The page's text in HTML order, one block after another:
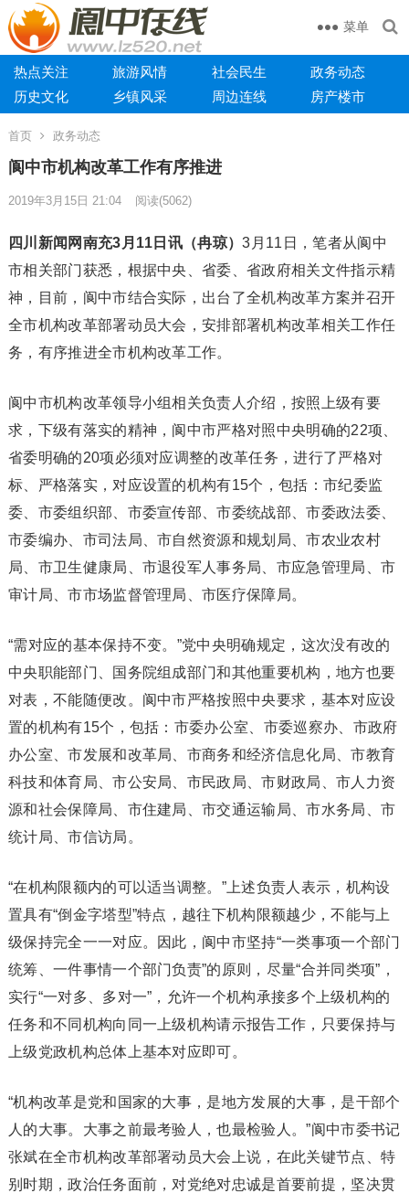
菜单
热点关注 旅游风情 社会民生
政务动态
历史文化
乡镇风采 周边连线 房产楼市
首页 政务动态
阆中市机构改革工作有序推进
2019年3月15日 21:04 阅读(5062)
四川新闻网南充3月11日讯（冉琼）3月11日，笔者从阆中
市相关部门获悉，根据中央、省委、省政府相关文件指示精
神，目前，阆中市结合实际，出台了全机构改革方案并召开
全市机构改革部署动员大会，安排部署机构改革相关工作任
务，有序推进全市机构改革工作。
阆中市机构改革领导小组相关负责人介绍，按照上级有要
求，下级有落实的精神，阆中市严格对照中央明确的22项、
省委明确的20项必须对应调整的改革任务，进行了严格对
标、严格落实，对应设置的机构有15个，包括：市纪委监
委、市委组织部、市委宣传部、市委统战部、市委政法委、
市委编办、市司法局、市自然资源和规划局、市农业农村
局、市卫生健康局、市退役军人事务局、市应急管理局、市
审计局、市市场监督管理局、市医疗保障局。
“需对应的基本保持不变。”党中央明确规定，这次没有改的
中央职能部门、国务院组成部门和其他重要机构，地方也要
对表，不能随便改。阆中市严格按照中央要求，基本对应设
置的机构有15个，包括：市委办公室、市委巡察办、市政府
办公室、市发展和改革局、市商务和经济信息化局、市教育
科技和体育局、市公安局、市民政局、市财政局、市人力资
源和社会保障局、市住建局、市交通运输局、市水务局、市
统计局、市信访局。
“在机构限额内的可以适当调整。”上述负责人表示，机构设
置具有“倒金字塔型”特点，越往下机构限额越少，不能与上
级保持完全一一对应。因此，阆中市坚持“一类事项一个部门
统筹、一件事情一个部门负责”的原则，尽量“合并同类项”，
实行“一对多、多对一”，允许一个机构承接多个上级机构的
任务和不同机构向同一上级机构请示报告工作，只要保持与
上级党政机构总体上基本对应即可。
“机构改革是党和国家的大事，是地方发展的大事，是干部个
人的大事。大事之前最考验人，也最检验人。”阆中市委书记
张斌在全市机构改革部署动员大会上说，在此关键节点、特
别时期，政治任务面前，对党绝对忠诚是首要前提，坚决贯